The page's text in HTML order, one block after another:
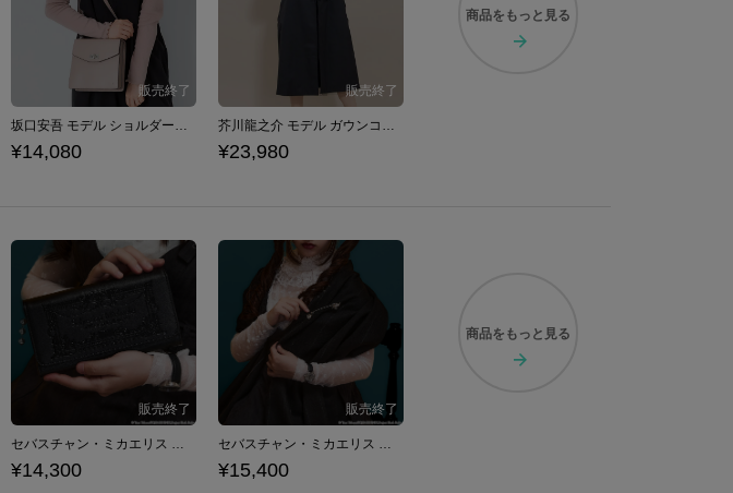
坂口安吾 モデル ショルダーバッグ 文豪ストレイドッグス 黒の時代
¥14,080
芥川龍之介 モデル ガウンコート 文豪ストレイドッグス
¥23,980
商品を もっと見る
セバスチャン・ミカエリス モデル 長財布 黒執事 -寄宿学校編-
¥14,300
セバスチャン・ミカエリス モデル ストール&ストールピン 黒執事 -寄宿学校編-
¥15,400
商品を もっと見る